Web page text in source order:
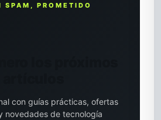
SPAM, PROMETIDO
con guías prácticas, ofertas
novedades de tecnología